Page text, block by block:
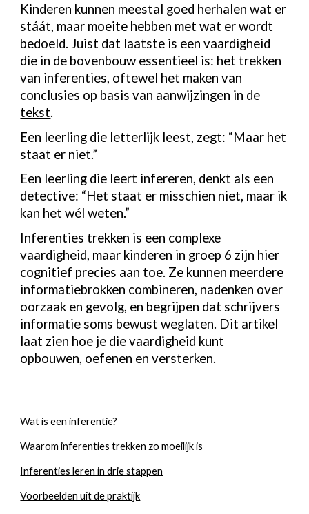
Kinderen kunnen meestal goed herhalen wat er
stáát, maar moeite hebben met wat er wordt
bedoeld. Juist dat laatste is een vaardigheid
die in de bovenbouw essentieel is: het trekken
van inferenties, oftewel het maken van
conclusies op basis van aanwijzingen in de
tekst.
Een leerling die letterlijk leest, zegt: “Maar het
staat er niet.”
Een leerling die leert infereren, denkt als een
detective: “Het staat er misschien niet, maar ik
kan het wél weten.”
Inferenties trekken is een complexe
vaardigheid, maar kinderen in groep 6 zijn hier
cognitief precies aan toe. Ze kunnen meerdere
informatiebrokken combineren, nadenken over
oorzaak en gevolg, en begrijpen dat schrijvers
informatie soms bewust weglaten. Dit artikel
laat zien hoe je die vaardigheid kunt
opbouwen, oefenen en versterken.
Wat is een inferentie?
Waarom inferenties trekken zo moeilijk is
Inferenties leren in drie stappen
Voorbeelden uit de praktijk